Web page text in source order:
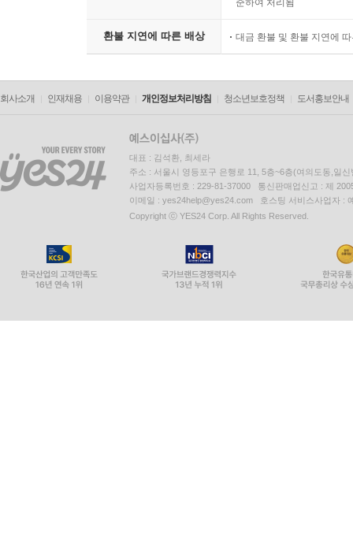
환불 지연에 따른 배상 대금 환불 및 환불 지연에
회사소개 인재채용 이용약관 개인정보처리방침 청소년보호정책 도서홍보안내
대표 : 김석환, 최세라
주소 : 서울시 영등포구 은행로 11, 5층~6층(여의도동,일신
사업자등록번호 : 229-81-37000 통신판매업신고 : 제
이메일 : yes24help@yes24.com 호스팅 서비스사업자 :
Copyright ⓒ YES24 Corp. All Rights Reserved.